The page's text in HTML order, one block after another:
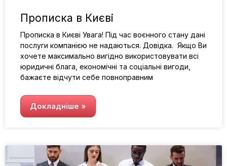
Прописка в Києві
Прописка в Києві Увага! Під час воєнного стану дані
послуги компанією не надаються. Довідка. Якщо Ви
хочете максимально вигідно використовувати всі
юридичні блага, економічні та соціальні вигоди,
бажаєте відчути себе повноправним
Докладніше »